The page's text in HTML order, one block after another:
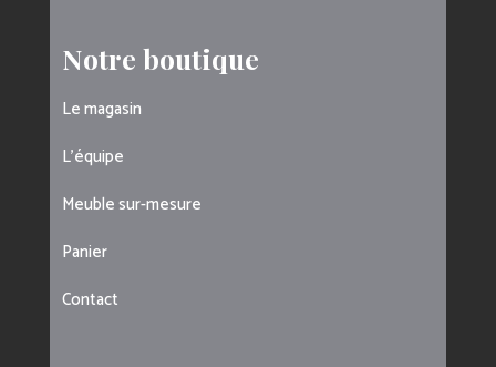
Notre boutique
Le magasin
L’équipe
Meuble sur-mesure
Panier
Contact